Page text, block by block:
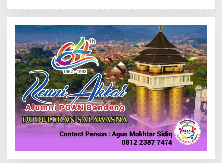
I
E
H
R
A
K
S
I